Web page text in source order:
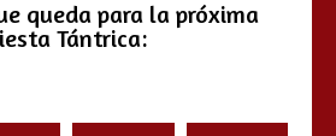
queda para la próxima
Tántrica: